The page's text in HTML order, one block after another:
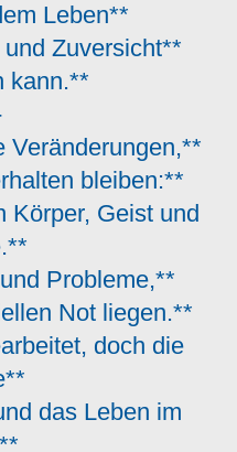
Leben**
Zuversicht**
kann.**
Veränderungen,**
bleiben:**
Körper, Geist und
Probleme,**
Not liegen.**
doch die
das Leben im